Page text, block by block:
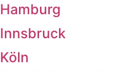
Hamburg
Innsbruck
Köln